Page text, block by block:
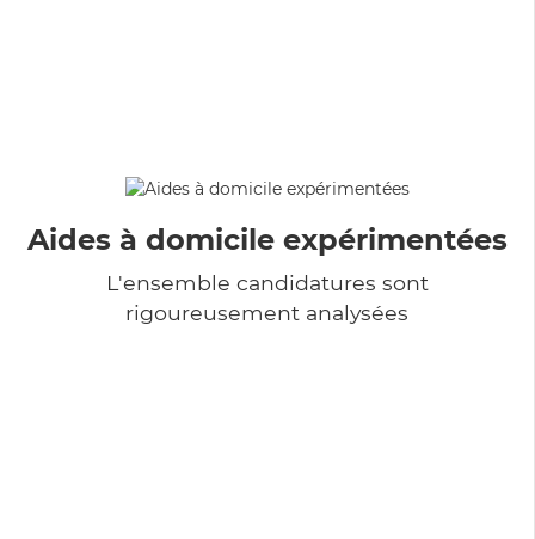
Aides à domicile expérimentées
L'ensemble candidatures sont
rigoureusement analysées